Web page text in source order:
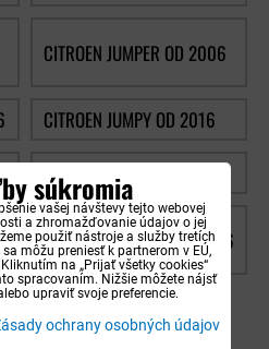
CITROEN JUMPER OD 2006
CITROEN JUMPY OD 2016
CITROEN SAXO 1996-2003
CITROEN XSARA 1997-2006
súkromia
vašej návštevy tejto webovej
a zhromažďovanie údajov o jej
použiť nástroje a služby tretích
môžu preniesť k partnerom v EÚ,
na „Prijať všetky cookies“
spracovaním. Nižšie môžete nájsť
upraviť svoje preferencie.
ochrany osobných údajov